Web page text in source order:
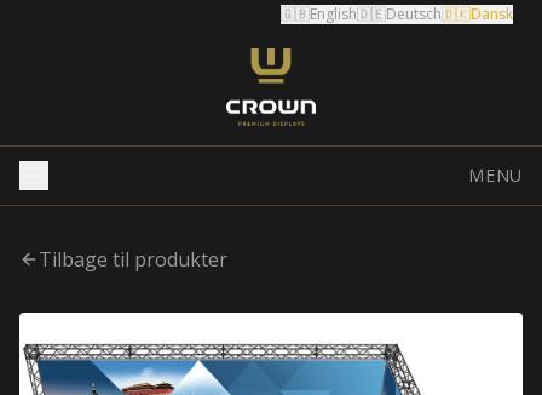
🇬🇧English🇩🇪Deutsch🇩🇰Dansk
MENU
Tilbage til produkter